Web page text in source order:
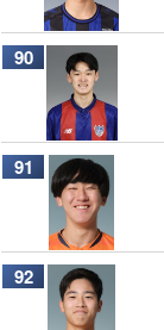
90
91
92